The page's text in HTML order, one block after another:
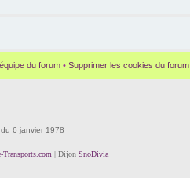
du forum • Supprimer les cookies du forum
6 janvier 1978
Transports.com | Dijon SnoDivia